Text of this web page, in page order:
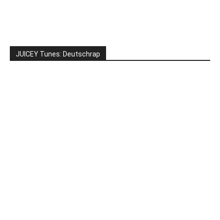
JUICEY Tunes: Deutschrap